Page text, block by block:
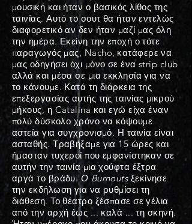
μουσική και ήταν ο βασικός λίθος της
ταινίας. Αυτό το σουτ θα ήταν εντελώς
διαφορετικό αν δεν ήταν μαζί μας όλη
την ημέρα. Εκείνη την εποχή ο τότε
παραγωγός μας, Nacho, κατάφερε να
μας οδηγήσει όχι μόνο σε ένα strip club
αλλά και μέσα σε μια εκκλησία για να
το κάνουμε. Κατά τη διάρκεια της
επεξεργασίας αυτής της ταινίας μικρού
μήκους, η Catalina και εγώ είχα έναν
πολύ δύσκολο χρόνο να κόψουμε
αστεία για συγχρονισμό. Η ταινία είναι
ασταθής. Τραβήξαμε για 15 ώρες και
ήμασταν τυχεροί που εμφανίστηκαν σε
αυτήν την ταινία μια χούφτα έξτρα
αργά το βράδυ.Ο Burnoutsξεκίνησε
την εκδήλωση για να ρυθμίσει τη
διάθεση. Το θέατρο ξέσπασε σε γέλια
από την αρχή έως ... καλά ... τη σκηνή.